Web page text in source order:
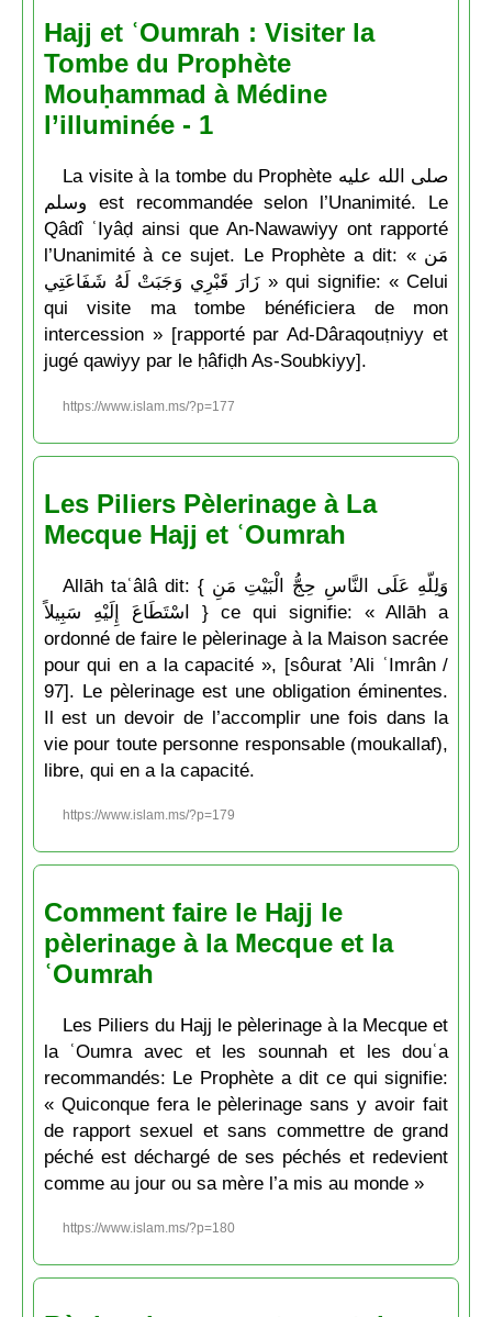
Hajj et ʿOumrah : Visiter la
Tombe du Prophète
Mouḥammad à Médine
l’illuminée - 1
La visite à la tombe du Prophète صلى الله عليه
وسلم est recommandée selon l’Unanimité. Le
Qâdî ʿIyâḍ ainsi que An-Nawawiyy ont rapporté
l’Unanimité à ce sujet. Le Prophète a dit: « مَن
زَارَ قَبْرِي وَجَبَتْ لَهُ شَفَاعَتِي » qui signifie: « Celui
qui visite ma tombe bénéficiera de mon
intercession » [rapporté par Ad-Dâraqouṭniyy et
jugé qawiyy par le ḥâfiḍh As-Soubkiyy].
https://www.islam.ms/?p=177
Les Piliers Pèlerinage à La
Mecque Hajj et ʿOumrah
Allāh taʿâlâ dit: { وَلِلّهِ عَلَى النَّاسِ حِجُّ الْبَيْتِ مَنِ
اسْتَطَاعَ إِلَيْهِ سَبِيلاً } ce qui signifie: « Allāh a
ordonné de faire le pèlerinage à la Maison sacrée
pour qui en a la capacité », [sôurat ’Ali ʿImrân /
97]. Le pèlerinage est une obligation éminentes.
Il est un devoir de l’accomplir une fois dans la
vie pour toute personne responsable (moukallaf),
libre, qui en a la capacité.
https://www.islam.ms/?p=179
Comment faire le Hajj le
pèlerinage à la Mecque et la
ʿOumrah
Les Piliers du Hajj le pèlerinage à la Mecque et
la ʿOumra avec et les sounnah et les douʿa
recommandés: Le Prophète a dit ce qui signifie:
« Quiconque fera le pèlerinage sans y avoir fait
de rapport sexuel et sans commettre de grand
péché est déchargé de ses péchés et redevient
comme au jour ou sa mère l’a mis au monde »
https://www.islam.ms/?p=180